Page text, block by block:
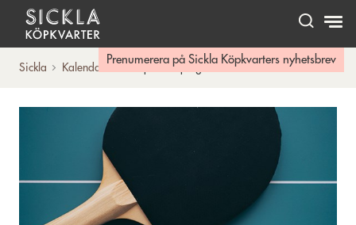
Hem
Prenumerera på Sickla Köpkvarters nyhetsbrev
Sickla Kalendarium Sportlovspingis